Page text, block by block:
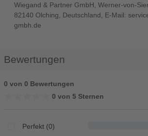
Wiegand & Partner GmbH, Werner-von-
82140 Olching, Deutschland, E-Mail:
gmbh.de
Bewertungen
0 von 0 Bewertungen
0 von 5 Sternen
Perfekt (0)